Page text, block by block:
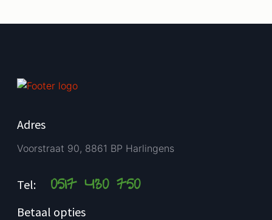
Adres
Voorstraat 90, 8861 BP Harlingens
Tel: 0517 430 750
Betaal opties